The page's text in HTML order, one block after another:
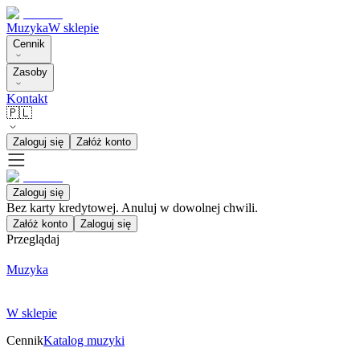
MuzykaW sklepie
Cennik
Zasoby
Kontakt
🇵🇱
Zaloguj się Załóż konto
Zaloguj się
Bez karty kredytowej. Anuluj w dowolnej chwili.
Załóż konto Zaloguj się
Przeglądaj
Muzyka
W sklepie
CennikKatalog muzyki